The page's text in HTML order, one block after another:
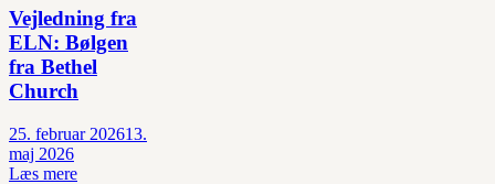
Vejledning fra
ELN: Bølgen
fra Bethel
Church
25. februar 202613.
maj 2026
Læs mere